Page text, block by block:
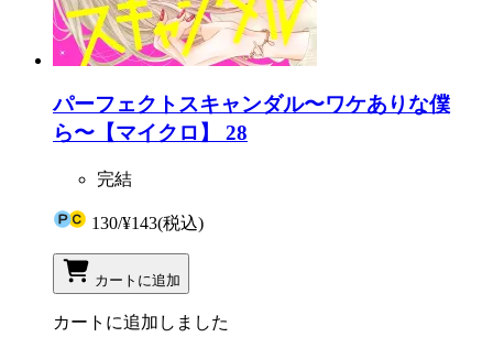
パーフェクトスキャンダル〜ワケありな僕
ら〜【マイクロ】 28
完結
130/¥143(税込)
カートに追加
カートに追加しました